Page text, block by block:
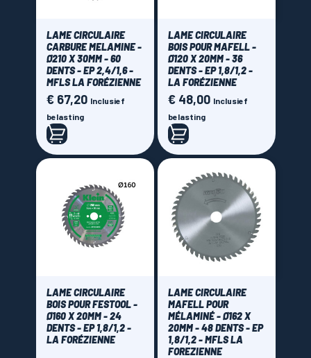
LAME CIRCULAIRE
CARBURE MELAMINE -
Ø210 X 30MM - 60
DENTS - EP 2,4/1,6 -
MFLS LA FORÉZIENNE
Prijs
€ 67,20 Inclusief
belasting
LAME CIRCULAIRE
BOIS POUR MAFELL -
Ø120 X 20MM - 36
DENTS - EP 1,8/1,2 -
LA FORÉZIENNE
Prijs
€ 48,00 Inclusief
belasting
LAME CIRCULAIRE
BOIS POUR FESTOOL -
Ø160 X 20MM - 24
DENTS - EP 1,8/1,2 -
LA FORÉZIENNE
LAME CIRCULAIRE
MAFELL POUR
MÉLAMINÉ - Ø162 X
20MM - 48 DENTS - EP
1,8/1,2 - MFLS LA
FOREZIENNE